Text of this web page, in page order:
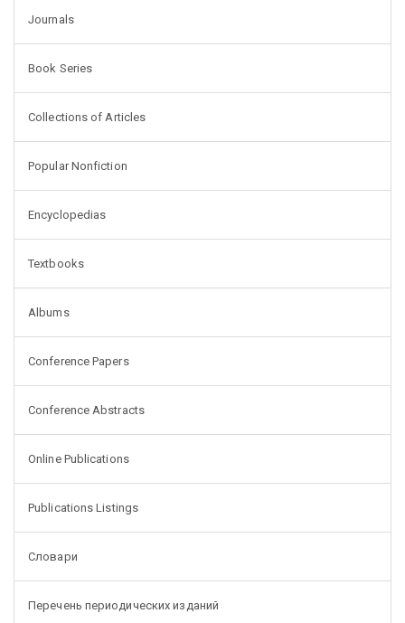
Journals
Book Series
Collections of Articles
Popular Nonfiction
Encyclopedias
Textbooks
Albums
Conference Papers
Conference Abstracts
Online Publications
Publications Listings
Словари
Перечень периодических изданий